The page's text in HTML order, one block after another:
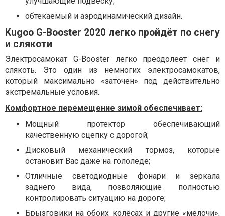
обтекаемый и аэродинамический дизайн.
Kugoo G-Booster 2020 легко пройдёт по снегу
и слякоти
Электросамокат G-Booster легко преодолеет снег и
слякоть. Это один из немногих электросамокатов,
который максимально «заточен» под действительно
экстремальные условия.
Комфортное перемещение зимой обеспечивает:
Мощный протектор обеспечивающий
качественную сцепку с дорогой;
Дисковый механический тормоз, которые
остановит Вас даже на гололёде;
Отличные светодиодные фонари и зеркала
заднего вида, позволяющие полностью
контролировать ситуацию на дороге;
Брызговики на обоих колёсах и другие «мелочи»,